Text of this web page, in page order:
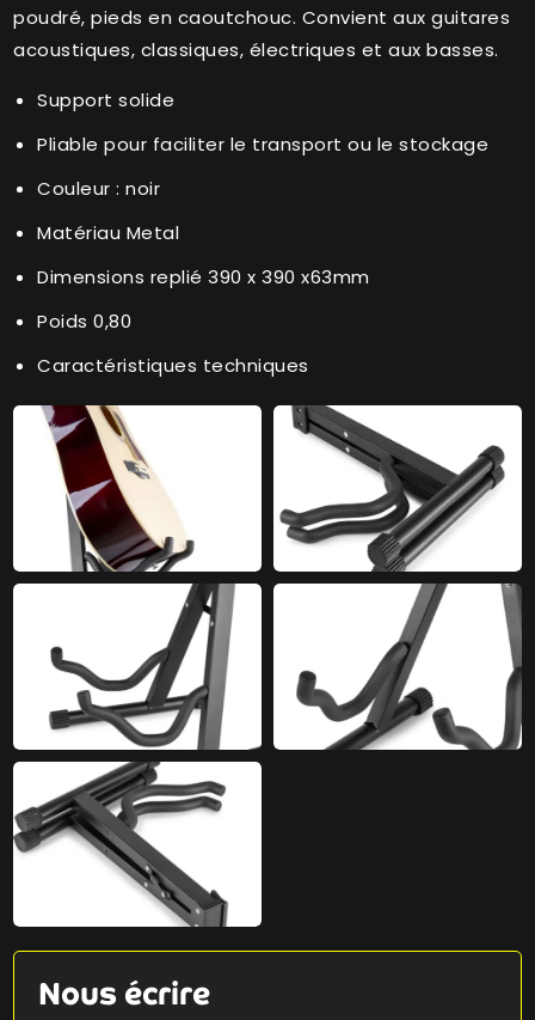
poudré, pieds en caoutchouc. Convient aux guitares
acoustiques, classiques, électriques et aux basses.
Support solide
Pliable pour faciliter le transport ou le stockage
Couleur : noir
Matériau Metal
Dimensions replié 390 x 390 x63mm
Poids 0,80
Caractéristiques techniques
Nous écrire